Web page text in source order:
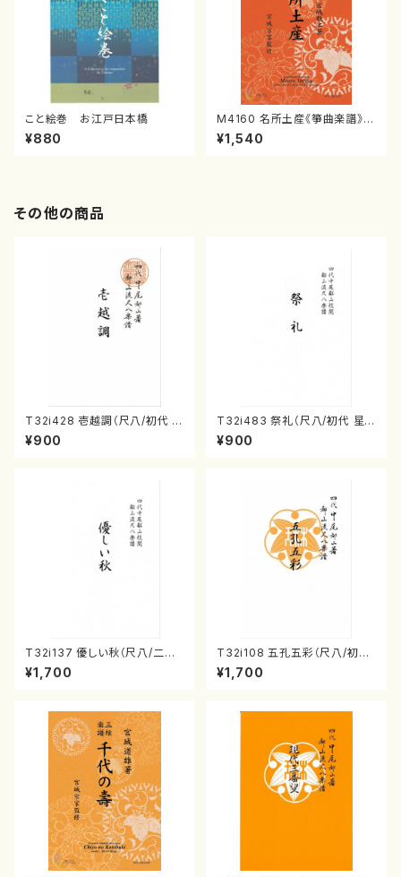
こと絵巻 お江戸日本橋
¥880
M4160 名所土産《箏曲楽譜》
（箏/宮城喜代子・宮城数江著・
宮城宗家監修/箏曲古典楽譜）
¥1,540
その他の商品
T32i428 壱越調（尺八/初代 中
村双葉/楽譜）都山流公刊楽譜曲
番:2133
¥900
T32i483 祭礼（尺八/初代 星
田一山/楽譜）都山流公刊楽譜曲
番:2191
¥900
T32i137 優しい秋（尺八/二代
山本邦山/尺八/都山式譜）都山
流公刊楽譜曲番:586
¥1,700
T32i108 五孔五彩（尺八/初代
石垣征山/尺八/都山式譜）都山
流公刊楽譜曲番:557
¥1,700